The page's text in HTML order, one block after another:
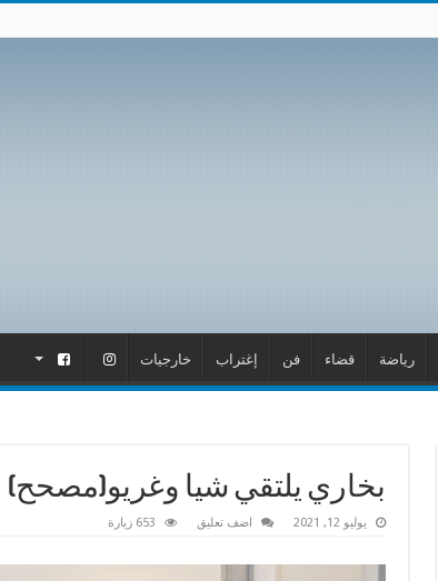
رياضة قضاء فن إغتراب خارجيات
بخاري يلتقي شيا وغريو(مصحح)
يوليو 12, 2021 اضف تعليق 653 زيارة